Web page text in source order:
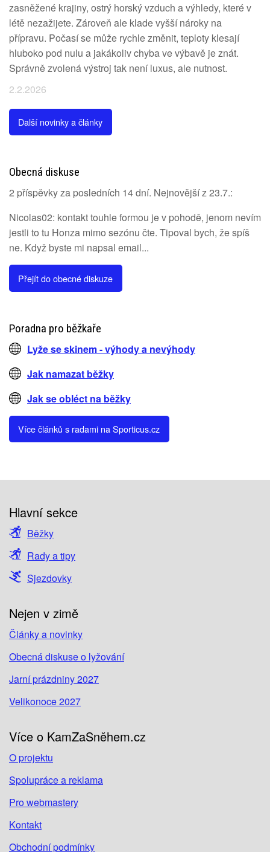
zasněžené krajiny, ostrý horský vzduch a výhledy, které v
létě nezažijete. Zároveň ale klade vyšší nároky na
přípravu. Počasí se může rychle změnit, teploty klesají
hluboko pod nulu a jakákoliv chyba ve výbavě je znát.
Správně zvolená výstroj tak není luxus, ale nutnost.
2.2.2026
Další novinky a články
Obecná diskuse
2 příspěvky za posledních 14 dní. Nejnovější z 23.7.:
Nicolas02: kontakt touhle formou je v pohodě, jenom nevím
jestli to tu Honza mimo sezónu čte. Tipoval bych, že spíš
ne. Když byste mi napsal email...
Přejít do obecné diskuze
Poradna pro běžkaře
Lyže se skinem - výhody a nevýhody
Jak namazat běžky
Jak se obléct na běžky
Více článků s radami na Sporticus.cz
Hlavní sekce
Běžky
Rady a tipy
Sjezdovky
Nejen v zimě
Články a novinky
Obecná diskuse o lyžování
Jarní prázdniny 2027
Velikonoce 2027
Více o KamZaSněhem.cz
O projektu
Spolupráce a reklama
Pro webmastery
Kontakt
Obchodní podmínky